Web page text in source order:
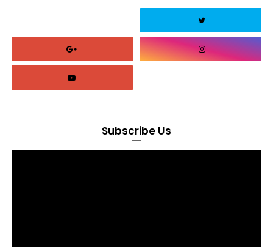
Subscribe Us